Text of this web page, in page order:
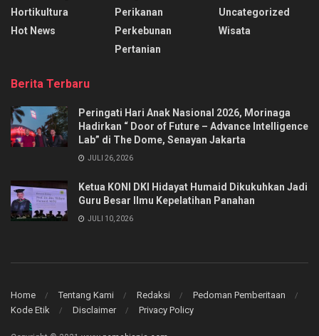
Hortikultura
Hot News
Perikanan
Perkebunan
Pertanian
Uncategorized
Wisata
Berita Terbaru
Peringati Hari Anak Nasional 2026, Morinaga
Hadirkan “ Door of Future – Advance Intelligence
Lab” di The Dome, Senayan Jakarta
JULI 26, 2026
Ketua KONI DKI Hidayat Humaid Dikukuhkan Jadi
Guru Besar Ilmu Kepelatihan Panahan
JULI 10, 2026
Home Tentang Kami Redaksi
Pedoman Pemberitaan
Kode Etik
Disclaimer Privacy Policy